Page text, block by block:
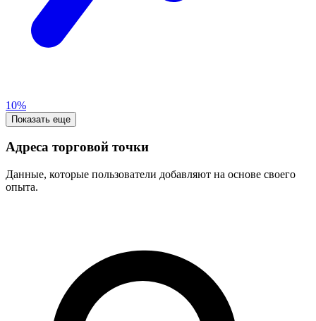
10%
Показать еще
Адреса торговой точки
Данные, которые пользователи добавляют на основе своего
опыта.